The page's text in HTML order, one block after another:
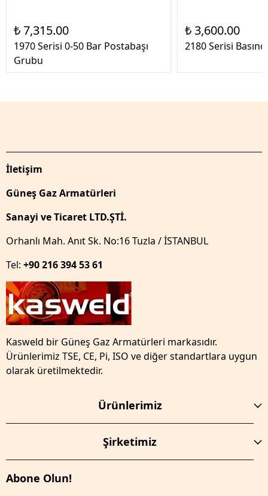
₺ 7,315.00
1970 Serisi 0-50 Bar Postabaşı
Grubu
₺ 3,600.00
2180 Serisi
İletişim
Güneş Gaz Armatürleri
Sanayi ve Ticaret LTD.ŞTİ.
Orhanlı Mah. Anıt Sk. No:16 Tuzla / İSTANBUL
Tel: +90 216 394 53 61
Kasweld bir Güneş Gaz Armatürleri markasıdır.
Ürünlerimiz TSE, CE, Pi, ISO ve diğer standartlara uygun
olarak üretilmektedir.
Ürünlerimiz
Şirketimiz
Abone Olun!